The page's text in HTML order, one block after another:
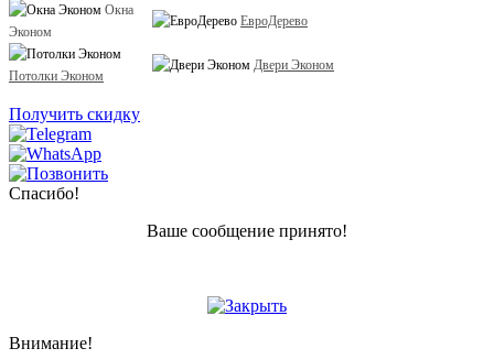
Окна
Эконом
ЕвроДерево
Потолки Эконом
Двери Эконом
Получить скидку
Спасибо!
Ваше сообщение принято!
Внимание!